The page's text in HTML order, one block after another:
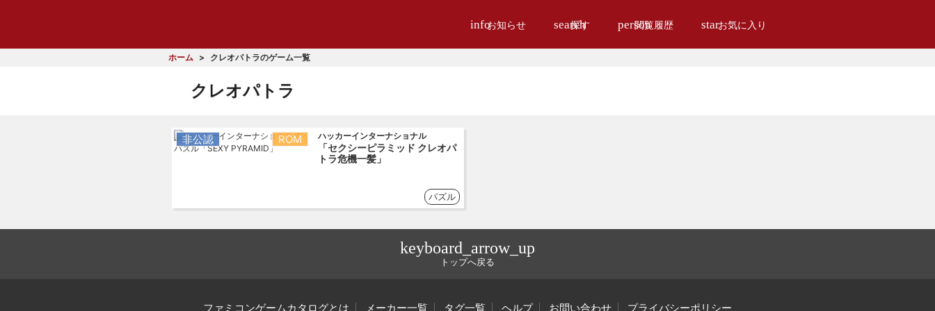
infoお知らせ search
探す person閲覧履歴 starお気に入り
ホーム クレオパトラのゲーム一覧
クレオパトラ
非公認 ROM ハッカーインターナショナル
「セクシーピラミッド クレオパ
トラ危機一髪」
パズル
keyboard_arrow_up
トップへ戻る
ファミコンゲームカタログとは メーカー一覧 タグ一覧 ヘルプ お問い合わせ プライバシーポリシー